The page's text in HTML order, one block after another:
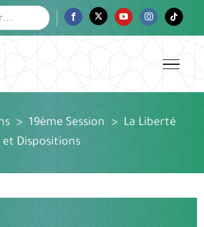
FacebookTwitter YouTubeInstagramTiktok
> 19ème Session > La Liberté
et Dispositions